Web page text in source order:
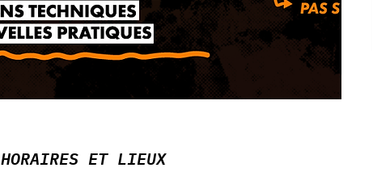
HORAIRES ET LIEUX